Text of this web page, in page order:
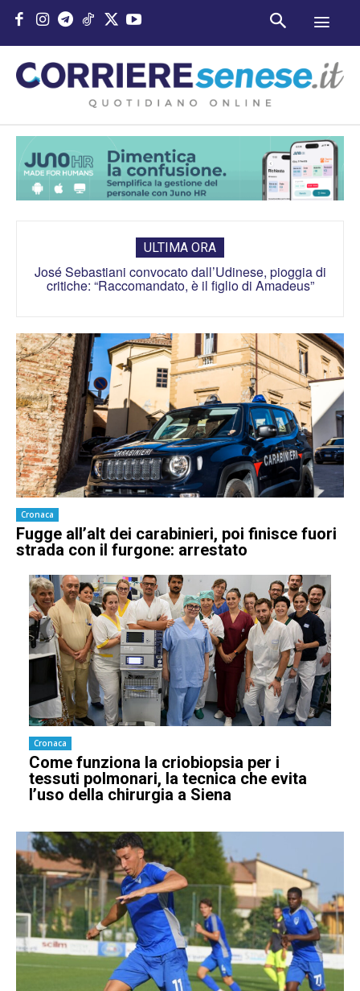
ULTIMA ORA
Comunali a Milano, Vannacci: “Il nostro candidato
sindaco è Carmelo Burgio”
José Sebastiani convocato dall’Udinese, pioggia di
critiche: “Raccomandato, è il figlio di Amadeus”
Cronaca
Fugge all’alt dei carabinieri, poi finisce fuori
strada con il furgone: arrestato
Cronaca
Come funziona la criobiopsia per i
tessuti polmonari, la tecnica che evita
l’uso della chirurgia a Siena